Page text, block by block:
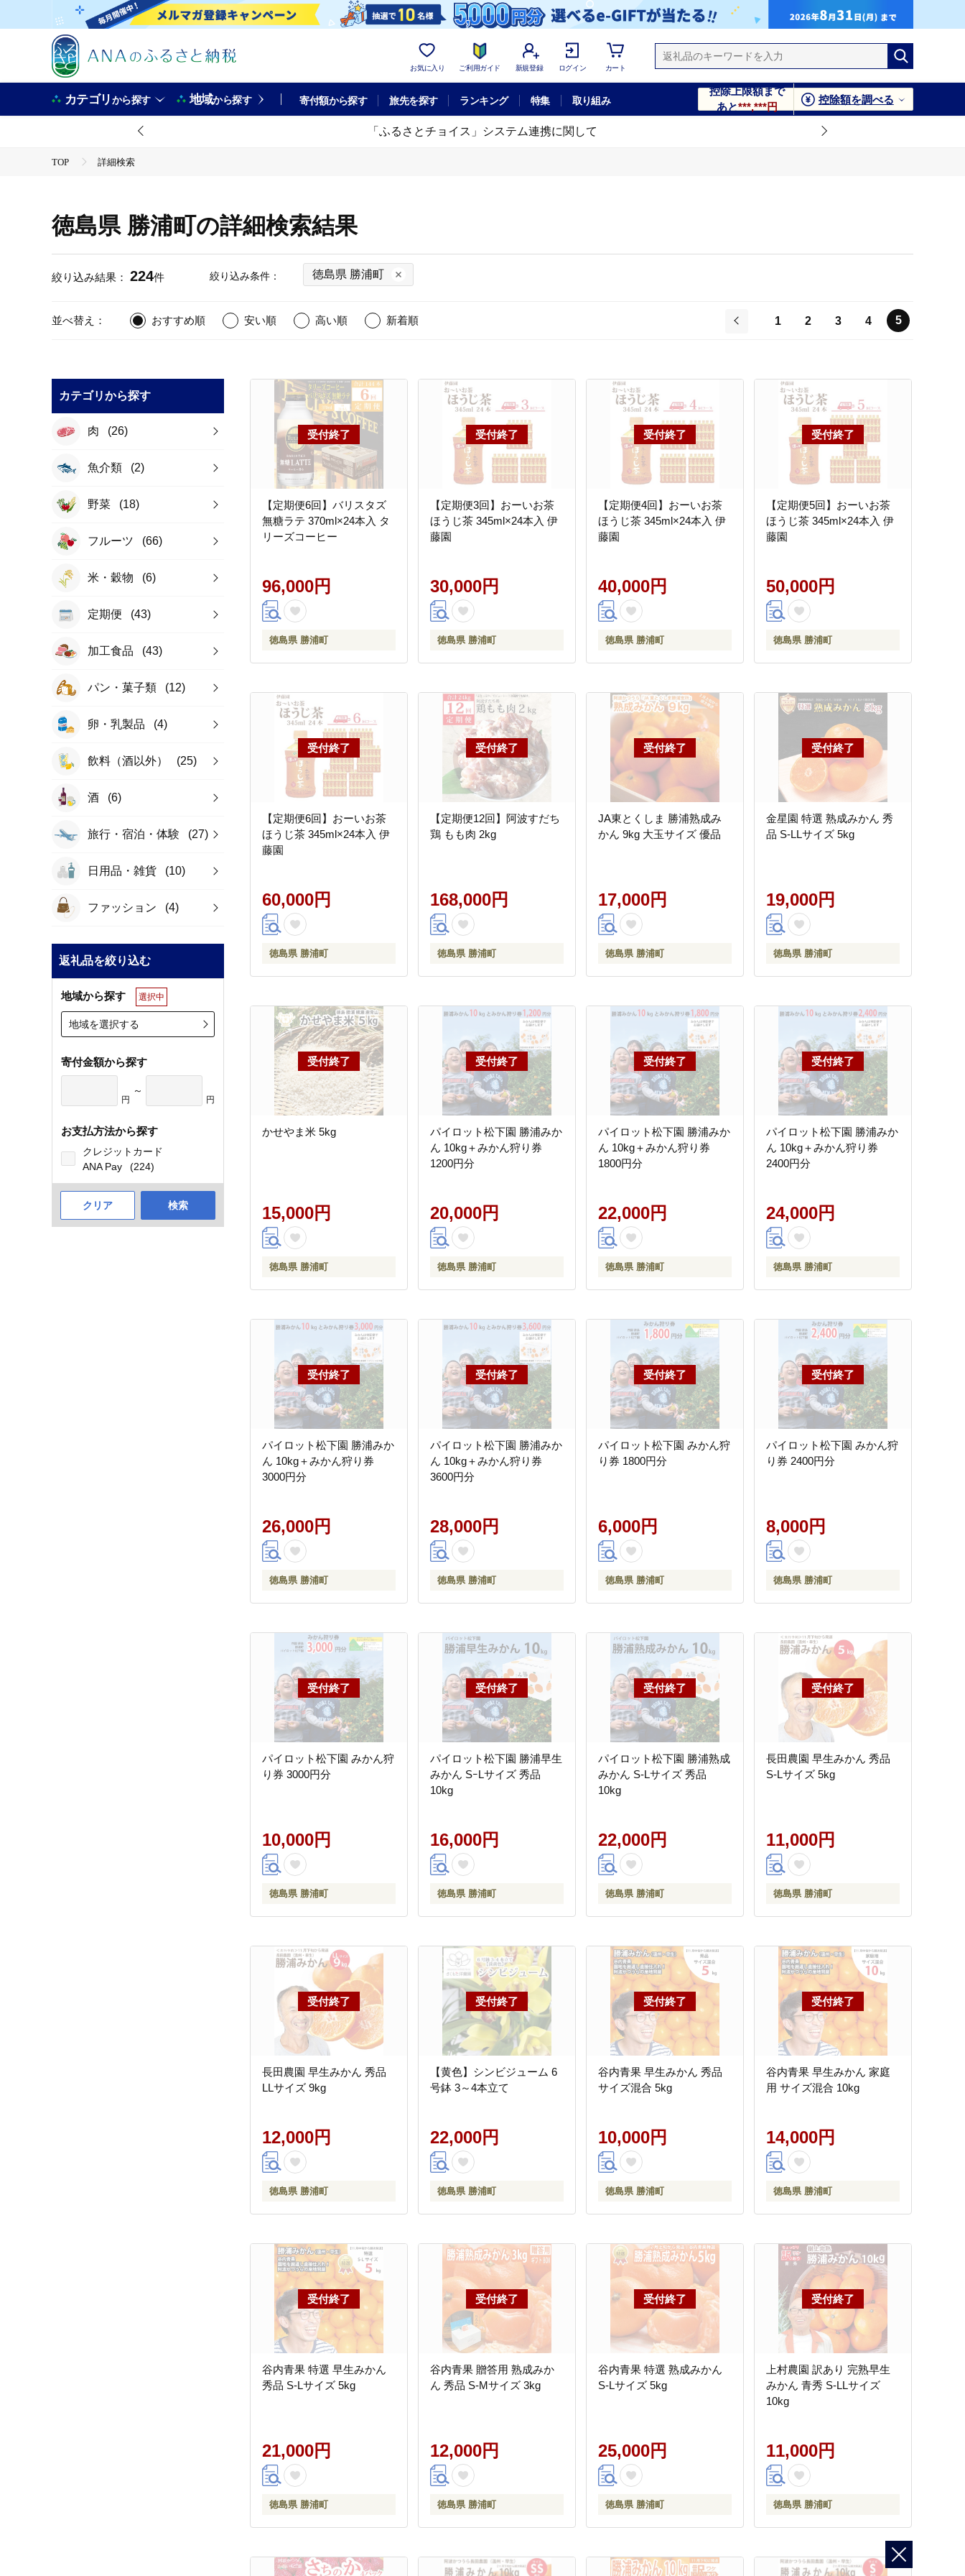
お気に入り ご利用ガイド 新規登録 ログイン カート
カテゴリから探す 地域から探す 寄付額から探す 旅先を探す ランキング 特集 取り組み
控除上限額まで
あと***,***円
控除額を調べる
「ふるさとチョイス」システム連携に関して
TOP 詳細検索
徳島県 勝浦町の詳細検索結果
絞り込み結果： 224件 絞り込み条件： 徳島県 勝浦町
並べ替え： おすすめ順 安い順 高い順
新着順
1 2 3 4 5
カテゴリから探す
肉 (26)
魚介類 (2)
野菜 (18)
フルーツ (66)
米・穀物 (6)
定期便 (43)
加工食品 (43)
パン・菓子類 (12)
卵・乳製品 (4)
飲料（酒以外） (25)
酒 (6)
旅行・宿泊・体験 (27)
日用品・雑貨 (10)
ファッション (4)
返礼品を絞り込む
地域から探す 選択中
地域を選択する
寄付金額から探す
円
～
円
お支払方法から探す
クレジットカード
ANA Pay
(224)
クリア 検索
【定期便6回】バリスタズ
無糖ラテ 370ml×24本入 タ
リーズコーヒー
96,000円
徳島県 勝浦町
【定期便3回】おーいお茶
ほうじ茶 345ml×24本入 伊
藤園
30,000円
徳島県 勝浦町
【定期便4回】おーいお茶
ほうじ茶 345ml×24本入 伊
藤園
40,000円
徳島県 勝浦町
【定期便5回】おーいお茶
ほうじ茶 345ml×24本入 伊
藤園
50,000円
徳島県 勝浦町
【定期便6回】おーいお茶
ほうじ茶 345ml×24本入 伊
藤園
60,000円
徳島県 勝浦町
【定期便12回】阿波すだち
鶏 もも肉 2kg
168,000円
徳島県 勝浦町
JA東とくしま 勝浦熟成み
かん 9kg 大玉サイズ 優品
17,000円
徳島県 勝浦町
金星園 特選 熟成みかん 秀
品 S-LLサイズ 5kg
19,000円
徳島県 勝浦町
かせやま米 5kg
15,000円
徳島県 勝浦町
パイロット松下園 勝浦みか
ん 10kg＋みかん狩り券
1200円分
20,000円
徳島県 勝浦町
パイロット松下園 勝浦みか
ん 10kg＋みかん狩り券
1800円分
22,000円
徳島県 勝浦町
パイロット松下園 勝浦みか
ん 10kg＋みかん狩り券
2400円分
24,000円
徳島県 勝浦町
パイロット松下園 勝浦みか
ん 10kg＋みかん狩り券
3000円分
26,000円
徳島県 勝浦町
パイロット松下園 勝浦みか
ん 10kg＋みかん狩り券
3600円分
28,000円
徳島県 勝浦町
パイロット松下園 みかん狩
り券 1800円分
6,000円
徳島県 勝浦町
パイロット松下園 みかん狩
り券 2400円分
8,000円
徳島県 勝浦町
パイロット松下園 みかん狩
り券 3000円分
10,000円
徳島県 勝浦町
パイロット松下園 勝浦早生
みかん SｰLサイズ 秀品
10kg
16,000円
徳島県 勝浦町
パイロット松下園 勝浦熟成
みかん S-Lサイズ 秀品
10kg
22,000円
徳島県 勝浦町
長田農園 早生みかん 秀品
S-Lサイズ 5kg
11,000円
徳島県 勝浦町
長田農園 早生みかん 秀品
LLサイズ 9kg
12,000円
徳島県 勝浦町
【黄色】シンビジューム 6
号鉢 3～4本立て
22,000円
徳島県 勝浦町
谷内青果 早生みかん 秀品
サイズ混合 5kg
10,000円
徳島県 勝浦町
谷内青果 早生みかん 家庭
用 サイズ混合 10kg
14,000円
徳島県 勝浦町
谷内青果 特選 早生みかん
秀品 S-Lサイズ 5kg
21,000円
徳島県 勝浦町
谷内青果 贈答用 熟成みか
ん 秀品 S-Mサイズ 3kg
12,000円
徳島県 勝浦町
谷内青果 特選 熟成みかん
S-Lサイズ 5kg
25,000円
徳島県 勝浦町
上村農園 訳あり 完熟早生
みかん 青秀 S-LLサイズ
10kg
11,000円
徳島県 勝浦町